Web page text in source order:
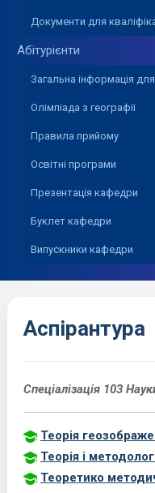
Документи для
Абітурієнти
Загальна інформація для
Олімпіада з географії
Правила прийому
Освітні програми
Презентація кафедри
Буклет кафедри
Випускники кафедри
Аспірантура
Спеціалізація 103
Теорія
Теорія і
Теоретико